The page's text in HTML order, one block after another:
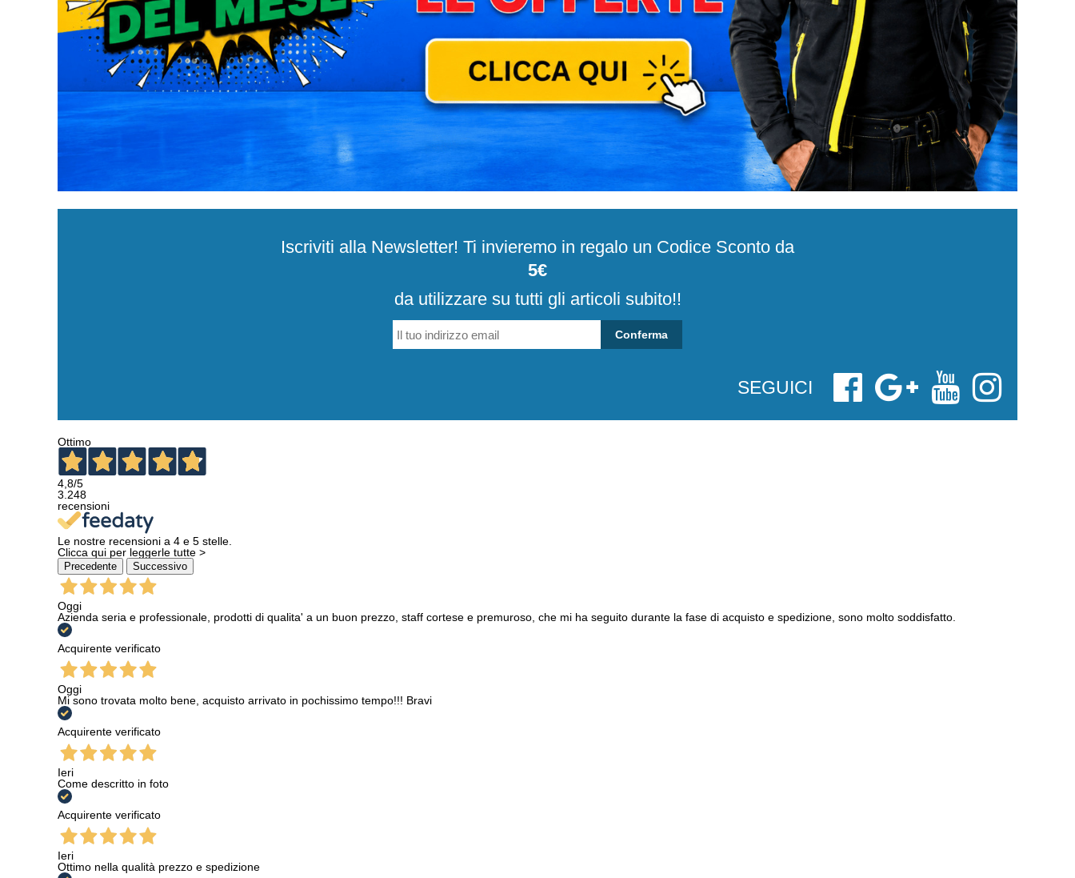
Iscriviti alla Newsletter! Ti invieremo in regalo un Codice Sconto da
5€
da utilizzare su tutti gli articoli subito!!
Conferma
SEGUICI
Ottimo
4,8/5
3.248
recensioni
Le nostre recensioni a 4 e 5 stelle.
Clicca qui per leggerle tutte >
Precedente Successivo
Oggi
Azienda seria e professionale, prodotti di qualita' a un buon prezzo, staff cortese e premuroso, che mi ha seguito durante la fase di acquisto e spedizione, sono molto soddisfatto.
Acquirente verificato
Oggi
Mi sono trovata molto bene, acquisto arrivato in pochissimo tempo!!! Bravi
Acquirente verificato
Ieri
Come descritto in foto
Acquirente verificato
Ieri
Ottimo nella qualità prezzo e spedizione